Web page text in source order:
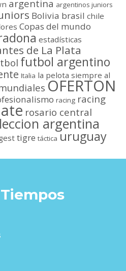
argentina argentinos juniors
Bolivia brasil chile
Copas del mundo
estadísticas
de La Plata
futbol argentino
Italia la pelota siempre al
OFERTON
racing racing
rosario central
argentina
tigre táctica uruguay